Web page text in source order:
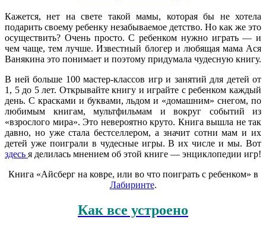
Кажется, нет на свете такой мамы, которая бы не хотела
подарить своему ребенку незабываемое детство. Но как же это
осуществить? Очень просто. С ребенком нужно играть — и
чем чаще, тем лучше. Известный блогер и любящая мама Ася
Ванякина это понимает и поэтому придумала чудесную книгу.
В ней больше 100 мастер-классов игр и занятий для детей от
1, 5 до 5 лет. Открывайте книгу и играйте с ребенком каждый
день. С красками и буквами, льдом и «домашним» снегом, по
любимым книгам, мультфильмам и вокруг событий из
«взрослого мира». Это невероятно круто. Книга вышла не так
давно, но уже стала бестселлером, а значит сотни мам и их
детей уже поиграли в чудесные игры. В их числе и мы. Вот
здесь я делилась мнением об этой книге — энциклопедии игр!
Книга «Айсберг на ковре, или во что поиграть с ребенком» в
Лабиринте.
Как все устроено